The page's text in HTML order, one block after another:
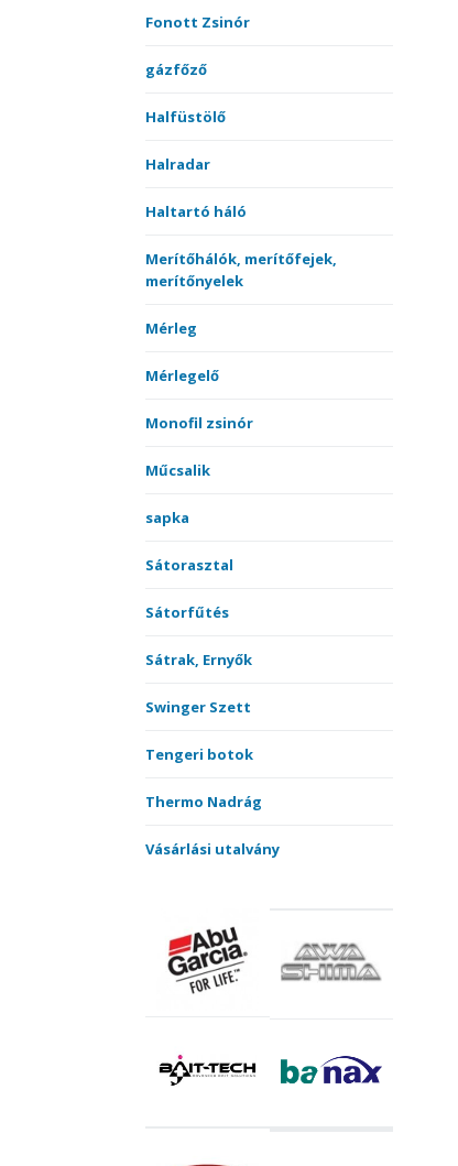
Fonott Zsinór
gázfőző
Halfüstölő
Halradar
Haltartó háló
Merítőhálók, merítőfejek,
merítőnyelek
Mérleg
Mérlegelő
Monofil zsinór
Műcsalik
sapka
Sátorasztal
Sátorfűtés
Sátrak, Ernyők
Swinger Szett
Tengeri botok
Thermo Nadrág
Vásárlási utalvány